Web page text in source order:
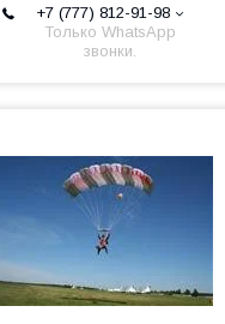
+7 (777) 812-91-98
Только WhatsApp
звонки.